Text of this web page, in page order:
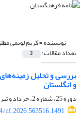
نویسنده =کریم لویمی
تعداد مقالات: 2
بررسی و تحلیل
و انگلستان
دوره 25، شماره 2، خرداد و تیر 1405، صفحه